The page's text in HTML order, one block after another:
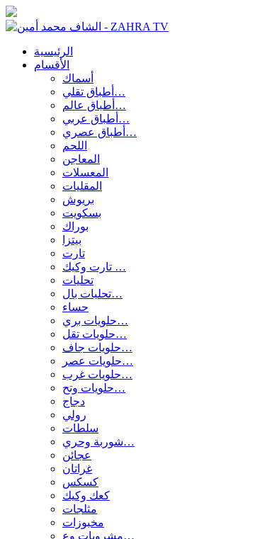
الرئيسية
الأقسام
أسماك
أطباق تقلي…
أطباق عالم…
أطباق عربي…
أطباق عصري…
اللحم
المعاجن
المعسلات
المقليات
بريوش
بسكويت
بوراك
بيتزا
تارت
تارت وكيك …
تحليات
تحليات بال…
حساء
حلويات بري…
حلويات تقل…
حلويات جاف…
حلويات عصر…
حلويات غرب…
حلويات وتح…
دجاج
رولي
سلطات
شوربة وحري…
عجائن
غراتان
كسكس
كعك وكيك
مثلجات
مخبوزات
مشروبات وع…